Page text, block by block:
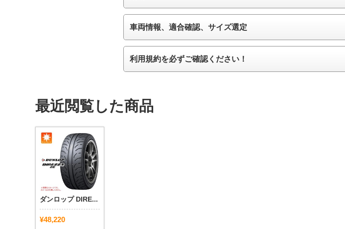
車両情報、適合確認、サイズ選定
利用規約を必ずご確認ください！
最近閲覧した商品
ダンロップ DIRE...
¥48,220